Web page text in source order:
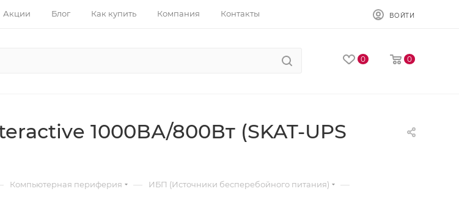
Акции Блог Как купить Компания Контакты ВОЙТИ
0 0
1000ВА/800Вт (SKAT-UPS
Компьютерная периферия — ИБП (Источники бесперебойного питания) —